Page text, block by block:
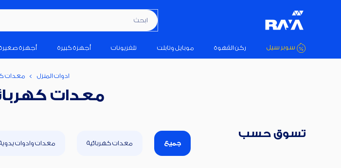
ابحث عن م
سوبر سيل ركن القهوة موبايل وتابلت تلفزيونات أجهزة كبيرة أجهزة
ادوات المنزل معدات
معدات
تسوق حسب
جميع معدات كهربائية معدات وادوات